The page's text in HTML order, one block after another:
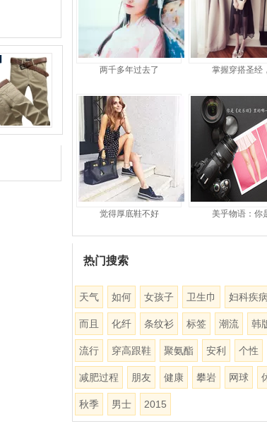
两千多年过去了 掌握穿搭圣经，
觉得厚底鞋不好 美乎物语：你
热门搜索
天气 如何 女孩子 卫生巾 妇科疾病
而且 化纤 条纹衫 标签 潮流 韩
流行 穿高跟鞋 聚氨酯 安利 个性
减肥过程 朋友 健康 攀岩 网球
秋季 男士 2015